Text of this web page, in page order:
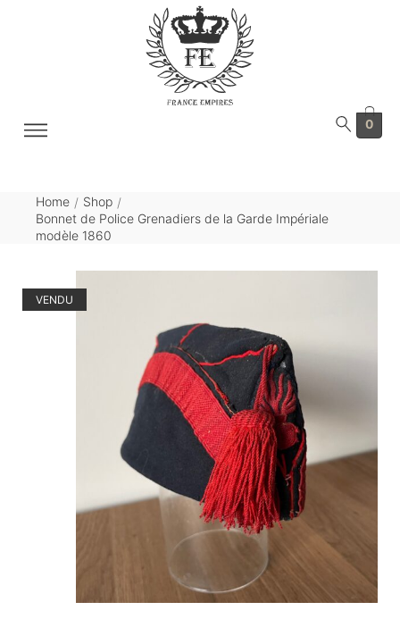
0
Home / Shop /
Bonnet de Police Grenadiers de la Garde Impériale
modèle 1860
VENDU